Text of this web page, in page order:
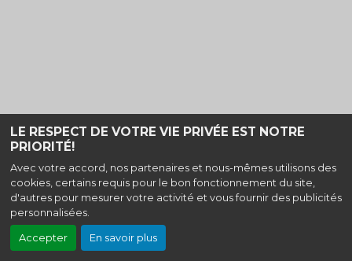
LE RESPECT DE VOTRE VIE PRIVÉE EST NOTRE
PRIORITÉ!
Avec votre accord, nos partenaires et nous-mêmes utilisons des
cookies, certains requis pour le bon fonctionnement du site,
d'autres pour mesurer votre activité et vous fournir des publicités
personnalisées.
Accepter En savoir plus